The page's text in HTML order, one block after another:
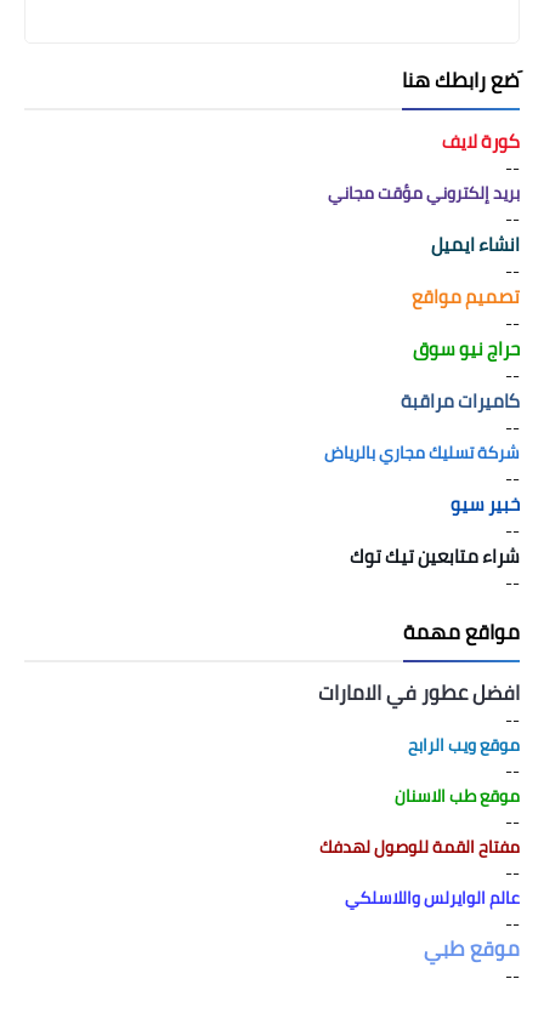
َضع رابطك هنا
كورة لايف
--
بريد إلكتروني مؤقت مجاني
--
انشاء ايميل
--
تصميم مواقع
--
حراج نيو سوق
--
كاميرات مراقبة
--
شركة تسليك مجاري بالرياض
--
خبير سيو
--
شراء متابعين تيك توك
--
مواقع مهمة
افضل عطور في الامارات
--
موقع ويب الرابح
--
موقع طب الاسنان
--
مفتاح القمة للوصول لهدفك
--
عالم الوايرلس واللاسلكي
--
موقع طبي
--